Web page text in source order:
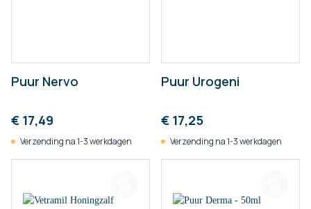
Puur Nervo
€ 17,49
Verzending na 1-3 werkdagen
Puur Urogeni
€ 17,25
Verzending na 1-3 werkdagen